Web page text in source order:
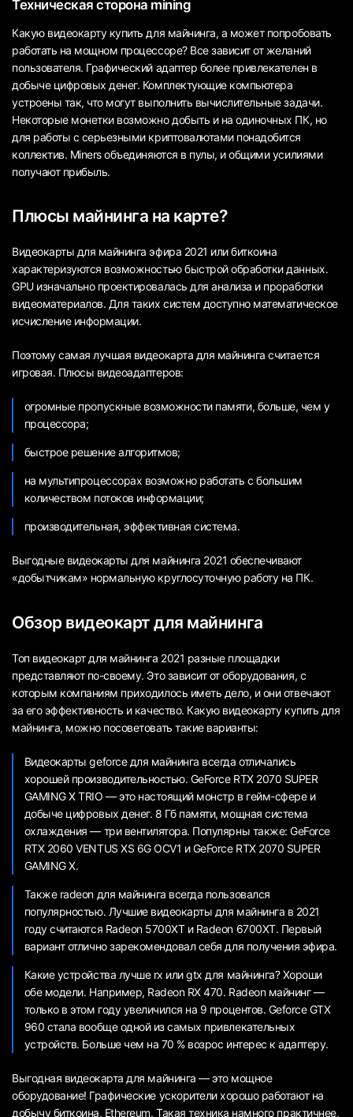
Техническая сторона mining
Какую видеокарту купить для майнинга, а может попробовать
работать на мощном процессоре? Все зависит от желаний
пользователя. Графический адаптер более привлекателен в
добыче цифровых денег. Комплектующие компьютера
устроены так, что могут выполнить вычислительные задачи.
Некоторые монетки возможно добыть и на одиночных ПК, но
для работы с серьезными криптовалютами понадобится
коллектив. Мiners объединяются в пулы, и общими усилиями
получают прибыль.
Плюсы майнинга на карте?
Видеокарты для майнинга эфира 2021 или биткоина
характеризуются возможностью быстрой обработки данных.
GPU изначально проектировалась для анализа и проработки
видеоматериалов. Для таких систем доступно математическое
исчисление информации.
Поэтому самая лучшая видеокарта для майнинга считается
игровая. Плюсы видеоадаптеров:
огромные пропускные возможности памяти, больше, чем у
процессора;
быстрое решение алгоритмов;
на мультипроцессорах возможно работать с большим
количеством потоков информации;
производительная, эффективная система.
Выгодные видеокарты для майнинга 2021 обеспечивают
«добытчикам» нормальную круглосуточную работу на ПК.
Обзор видеокарт для майнинга
Топ видеокарт для майнинга 2021 разные площадки
представляют по-своему. Это зависит от оборудования, с
которым компаниям приходилось иметь дело, и они отвечают
за его эффективность и качество. Какую видеокарту купить для
майнинга, можно посоветовать такие варианты:
Видеокарты geforce для майнинга всегда отличались
хорошей производительностью. GeForce RTX 2070 SUPER
GAMING X TRIO — это настоящий монстр в гейм-сфере и
добыче цифровых денег. 8 Гб памяти, мощная система
охлаждения — три вентилятора. Популярны также: GeForce
RTX 2060 VENTUS XS 6G OCV1 и GeForce RTX 2070 SUPER
GAMING X.
Также radeon для майнинга всегда пользовался
популярностью. Лучшие видеокарты для майнинга в 2021
году считаются Radeon 5700XT и Radeon 6700XT. Первый
вариант отлично зарекомендовал себя для получения эфира.
Какие устройства лучше rx или gtx для майнинга? Хороши
обе модели. Например, Radeon RX 470. Radeon майнинг —
только в этом году увеличился на 9 процентов. Geforce GTX
960 стала вообще одной из самых привлекательных
устройств. Больше чем на 70 % возрос интерес к адаптеру.
Выгодная видеокарта для майнинга — это мощное
оборудование! Графические ускорители хорошо работают на
добычу биткоина, Ethereum. Такая техника намного практичнее,